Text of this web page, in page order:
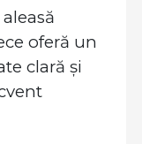
oferă un
clară și